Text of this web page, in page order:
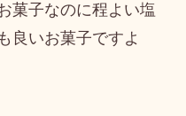
菓子なのに程よい塩
良いお菓子ですよ